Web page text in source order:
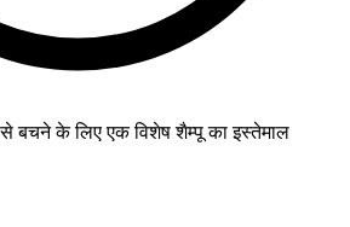
बचने के लिए एक विशेष शैम्पू का इस्तेमाल